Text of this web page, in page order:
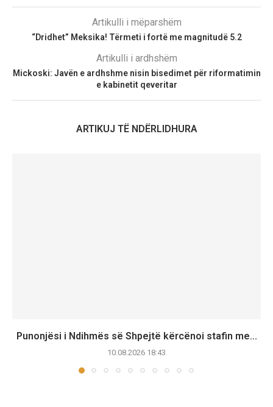
Artikulli i mëparshëm
“Dridhet” Meksika! Tërmeti i fortë me magnitudë 5.2
Artikulli i ardhshëm
Mickoski: Javën e ardhshme nisin bisedimet për riformatimin
e kabinetit qeveritar
ARTIKUJ TË NDËRLIDHURA
Punonjësi i Ndihmës së Shpejtë kërcënoi stafin me...
10.08.2026 18:43